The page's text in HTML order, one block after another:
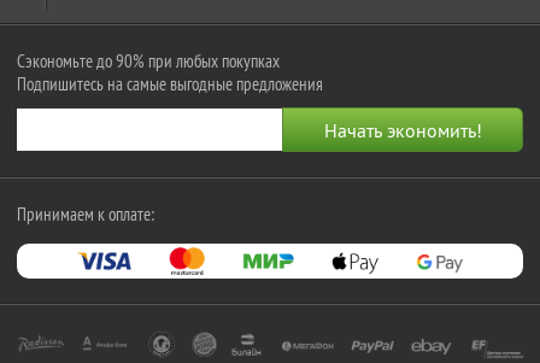
Сэкономьте до 90% при любых покупках
Подпишитесь на самые выгодные предложения
Принимаем к оплате: